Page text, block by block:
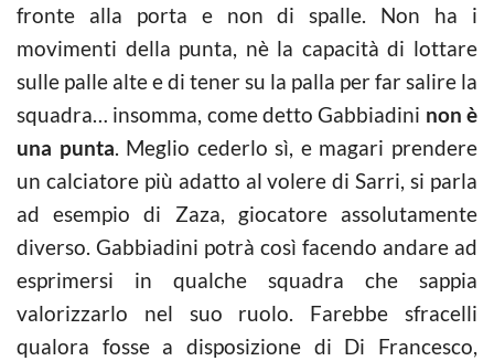
fronte alla porta e non di spalle. Non ha i
movimenti della punta, nè la capacità di lottare
sulle palle alte e di tener su la palla per far salire la
squadra… insomma, come detto Gabbiadini non è
una punta. Meglio cederlo sì, e magari prendere
un calciatore più adatto al volere di Sarri, si parla
ad esempio di Zaza, giocatore assolutamente
diverso. Gabbiadini potrà così facendo andare ad
esprimersi in qualche squadra che sappia
valorizzarlo nel suo ruolo. Farebbe sfracelli
qualora fosse a disposizione di Di Francesco,